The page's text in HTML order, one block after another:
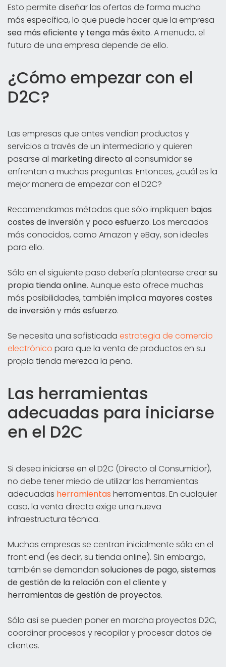
Esto permite diseñar las ofertas de forma mucho
más específica, lo que puede hacer que la empresa
sea más eficiente y tenga más éxito. A menudo, el
futuro de una empresa depende de ello.
¿Cómo empezar con el
D2C?
Las empresas que antes vendían productos y
servicios a través de un intermediario y quieren
pasarse al marketing directo alconsumidor se
enfrentan a muchas preguntas. Entonces, ¿cuál es la
mejor manera de empezar con el D2C?
Recomendamos métodos que sólo impliquen bajos
costes de inversióny poco esfuerzo. Los mercados
más conocidos, como Amazon y eBay, son ideales
para ello.
Sólo en el siguiente paso debería plantearse crearsu
propia tienda online. Aunque esto ofrece muchas
más posibilidades, también implica mayores costes
de inversióny más esfuerzo.
Se necesita una sofisticada estrategia de comercio
electrónico para que la venta de productos en su
propia tienda merezca la pena.
Las herramientas
adecuadas para iniciarse
en el D2C
Si desea iniciarse en el D2C (Directo al Consumidor),
no debe tener miedo de utilizar las herramientas
adecuadas herramientas herramientas. En cualquier
caso, la venta directa exige una nueva
infraestructura técnica.
Muchas empresas se centran inicialmente sólo en el
front end (es decir, su tienda online). Sin embargo,
también se demandan soluciones de pago, sistemas
de gestión de la relación con el cliente y
herramientas de gestión de proyectos.
Sólo así se pueden poner en marcha proyectos D2C,
coordinar procesos y recopilar y procesar datos de
clientes.